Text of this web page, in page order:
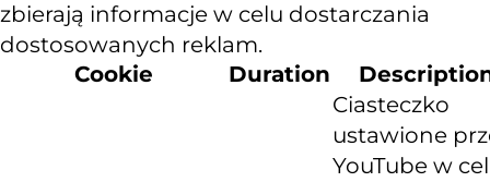
zbierają informacje w celu dostarczania
dostosowanych reklam.
Cookie
Duration
Ciasteczko
ustawione
YouTube w